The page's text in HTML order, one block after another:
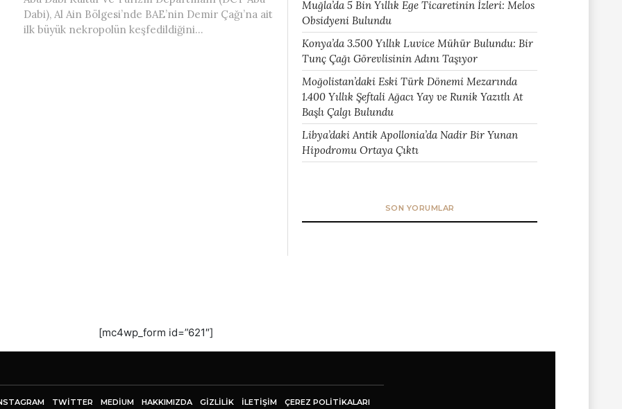
Dabi), Al Ain Bölgesi’nde BAE’nin Demir Çağı’na ait
ilk büyük nekropolün keşfedildiğini...
Muğla’da 5 Bin Yıllık Ege Ticaretinin İzleri: Melos
Obsidyeni Bulundu
Konya’da 3.500 Yıllık Luvice Mühür Bulundu: Bir
Tunç Çağı Görevlisinin Adını Taşıyor
Moğolistan’daki Eski Türk Dönemi Mezarında
1.400 Yıllık Şeftali Ağacı Yay ve Runik Yazıtlı At
Başlı Çalgı Bulundu
Libya’daki Antik Apollonia’da Nadir Bir Yunan
Hipodromu Ortaya Çıktı
SON YORUMLAR
[mc4wp_form id=”621″]
TWITTER MEDIUM HAKKIMIZDA GİZLİLİK İLETIŞIM ÇEREZ POLITIKALARI